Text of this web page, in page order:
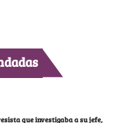
que investigaba a su jefe,